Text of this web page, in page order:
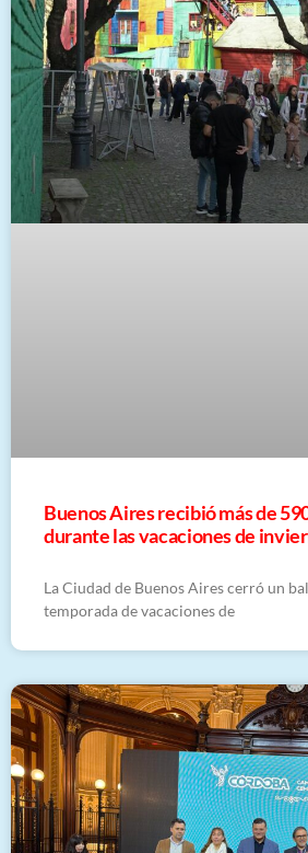
Buenos Aires recibió más de
durante las vacaciones de
La Ciudad de Buenos Aires cerró un
temporada de vacaciones de